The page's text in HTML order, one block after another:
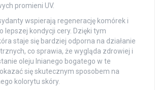
promieni UV.
wspierają regenerację komórek i
lepszej kondycji cery. Dzięki tym
staje się bardziej odporna na działanie
co sprawia, że wygląda zdrowiej i
oleju lnianego bogatego w te
się skutecznym sposobem na
kolorytu skóry.